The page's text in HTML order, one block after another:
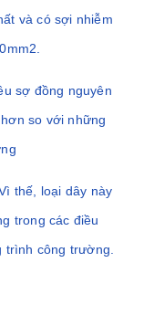
và có sợi nhiễm
sợ đồng nguyên
so với những
thế, loại dây này
trong các điều
trình công trường.